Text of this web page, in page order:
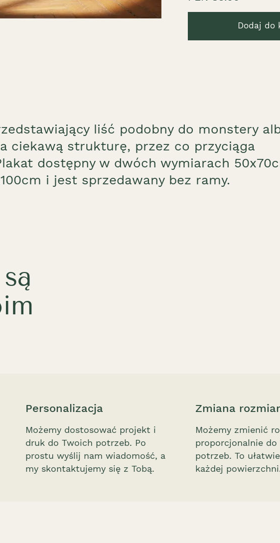
Dodaj do
liść podobny do monstery
ciekawą strukturę, przez co przyciąga
dostępny w dwóch wymiarach
i jest sprzedawany bez ramy.
Personalizacja
Możemy dostosować projekt i
druk do Twoich potrzeb. Po
prostu wyślij nam wiadomość, a
my skontaktujemy się z Tobą.
Zmiana
Możemy zmienić
proporcjonalnie do
potrzeb. To
każdej